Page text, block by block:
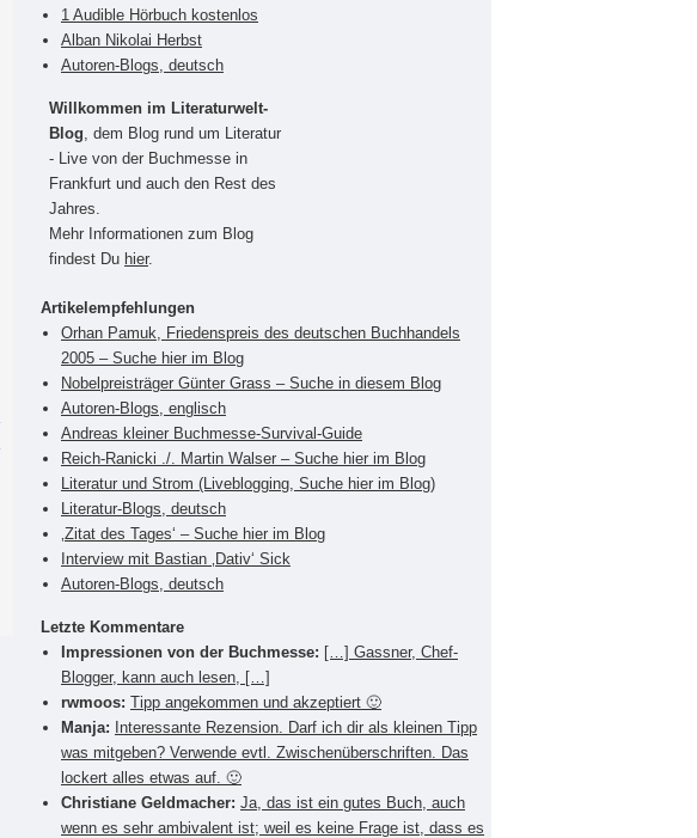
1 Audible Hörbuch kostenlos
Alban Nikolai Herbst
Autoren-Blogs, deutsch
Willkommen im Literaturwelt-
Blog , dem Blog rund um Literatur
- Live von der Buchmesse in
Frankfurt und auch den Rest des
Jahres.
Mehr Informationen zum Blog
findest Du hier.
Artikelempfehlungen
Orhan Pamuk, Friedenspreis des deutschen Buchhandels
2005 – Suche hier im Blog
Nobelpreisträger Günter Grass – Suche in diesem Blog
Autoren-Blogs, englisch
Andreas kleiner Buchmesse-Survival-Guide
Reich-Ranicki ./. Martin Walser – Suche hier im Blog
Literatur und Strom (Liveblogging, Suche hier im Blog)
Literatur-Blogs, deutsch
‚Zitat des Tages‘ – Suche hier im Blog
Interview mit Bastian ‚Dativ‘ Sick
Autoren-Blogs, deutsch
Letzte Kommentare
Impressionen von der Buchmesse: […] Gassner, Chef-
Blogger, kann auch lesen, […]
rwmoos: Tipp angekommen und akzeptiert 🙂
Manja:
Interessante Rezension. Darf ich dir als kleinen Tipp
was mitgeben? Verwende evtl. Zwischenüberschriften. Das
lockert alles etwas auf. 🙂
Christiane Geldmacher: Ja, das ist ein gutes Buch, auch
wenn es sehr ambivalent ist; weil es keine Frage ist, dass es